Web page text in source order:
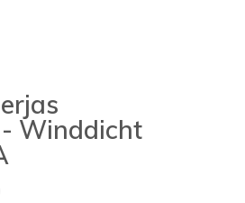
- Winddicht